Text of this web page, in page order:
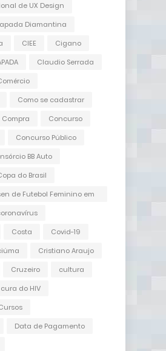
de UX Design
Diamantina
CIEE
Cigano
Claudio Serrada
Como se cadastrar
Compra
Concurso
Concurso Público
BB Auto
do Brasil
de Futebol Feminino em
Costa
Covid-19
Cristiano Araujo
Cruzeiro
cultura
cura do HIV
Data de Pagamento